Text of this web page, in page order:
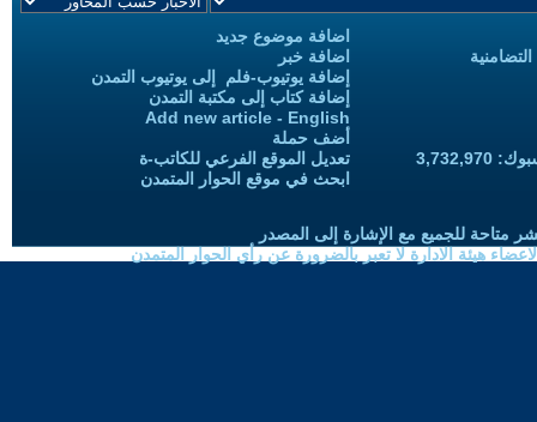
اضافة موضوع جديد
اضافة خبر
إضافة يوتيوب-فلم إلى يوتيوب التمدن
إضافة كتاب إلى مكتبة التمدن
Add new article - English
أضف حملة
تعديل الموقع الفرعي للكاتب-ة
ابحث في موقع الحوار المتمدن
متاحة للجميع مع الإشارة إلى المصدر
هيئة الادارة لا تعبر بالضرورة عن رأي الحوار المتمدن